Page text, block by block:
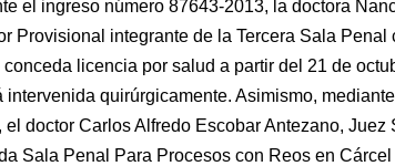
el ingreso número 87643-2013, la doctora
Provisional integrante de la Tercera Sala Penal
licencia por salud a partir del 21 de
intervenida quirúrgicamente. Asimismo,
el doctor Carlos Alfredo Escobar Antezano, Juez
Sala Penal Para Procesos con Reos en